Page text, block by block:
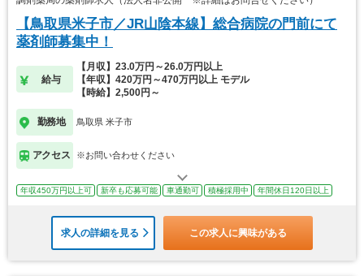
【鳥取県米子市／JR山陰本線】総合病院の門前にて
薬剤師募集中！
給与
【月収】23.0万円～26.0万円以上
【年収】420万円～470万円以上 モデル
【時給】2,500円～
勤務地 鳥取県 米子市
アクセス ※お問い合わせください
年収450万円以上可 新卒も応募可能 車通勤可 積極採用中 年間休日120日以上
求人の詳細を見る この求人に興味がある